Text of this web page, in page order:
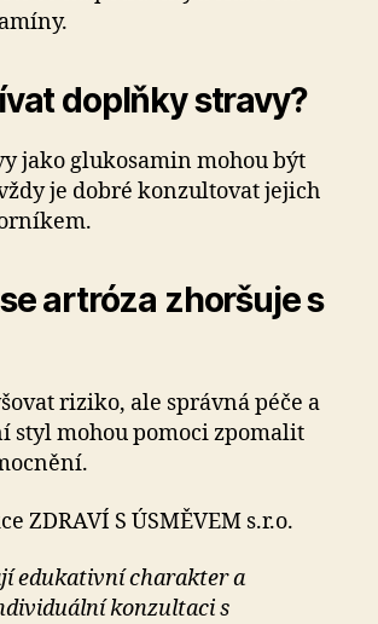
doplňky stravy?
jako glukosamin mohou být
je dobré konzultovat jejich
artróza zhoršuje s
riziko, ale správná péče a
styl mohou pomoci zpomalit
ZDRAVÍ S ÚSMĚVEM s.r.o.
edukativní charakter a
konzultaci s